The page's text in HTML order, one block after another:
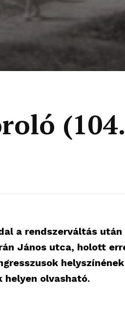
a rendszerváltás
János utca, holott
helyen olvasható.